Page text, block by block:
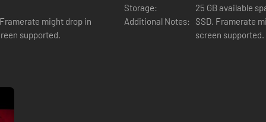
à invoquer des Saluteurs ; des démons mystiques inspirés
alliés et combattre vos adversaires dans des combats tactiques
might drop in
supported.
Storage:
25 GB available
Additional Notes:
SSD. Framerate
screen supported.